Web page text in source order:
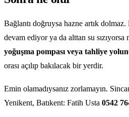
Bağlantı doğruysa hazne artık
devam ediyor ya da alttan su sızıyorsa
yoğuşma pompası veya tahliye
orası açılıp bakılacak bir yerdir.
Emin olamadıysanız zorlamayın.
Yenikent, Batıkent: Fatih Usta 0542